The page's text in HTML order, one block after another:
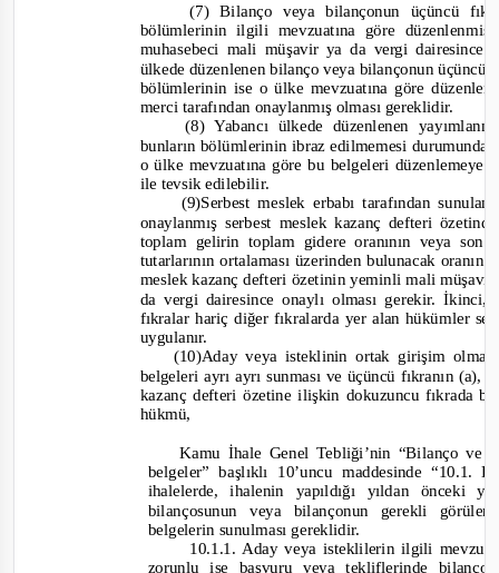
(7) Bilanço veya bilançonun üçüncü
bölümlerinin ilgili mevzuatına göre
muhasebeci mali müşavir ya da vergi dairesince
ülkede düzenlenen bilanço veya bilançonun üçüncü
bölümlerinin ise o ülke mevzuatına göre
merci tarafından onaylanmış olması gereklidir.
(8) Yabancı ülkede düzenlenen
bunların bölümlerinin ibraz edilmemesi
o ülke mevzuatına göre bu belgeleri
ile tevsik edilebilir.
(9)Serbest meslek erbabı tarafından
onaylanmış serbest meslek kazanç defteri
toplam gelirin toplam gidere oranının veya
tutarlarının ortalaması üzerinden bulunacak oranın
meslek kazanç defteri özetinin yeminli mali
da vergi dairesince onaylı olması gerekir.
fıkralar hariç diğer fıkralarda yer alan hükümler
uygulanır.
(10)Aday veya isteklinin ortak girişim
belgeleri ayrı ayrı sunması ve üçüncü fıkranın (a),
kazanç defteri özetine ilişkin dokuzuncu fıkrada
hükmü,
Kamu İhale Genel Tebliği’nin “Bilanço ve
belgeler” başlıklı 10’uncu maddesinde “10.1.
ihalelerde, ihalenin yapıldığı yıldan önceki
bilançosunun veya bilançonun gerekli
belgelerin sunulması gereklidir.
10.1.1. Aday veya isteklilerin ilgili
zorunlu ise başvuru veya tekliflerinde